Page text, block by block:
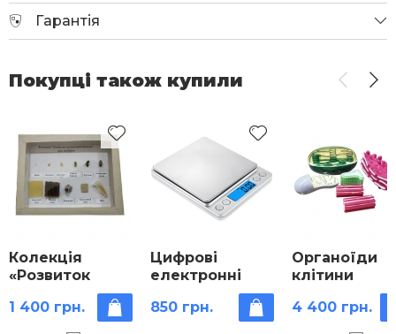
Гарантія
Покупці також купили
Колекція
«Розвиток
медоносної
бджоли»
1 400 грн.
Цифрові
електронні
ваги 1000 г /
0,1г
850 грн.
Органоїди
клітини
4 400 грн.